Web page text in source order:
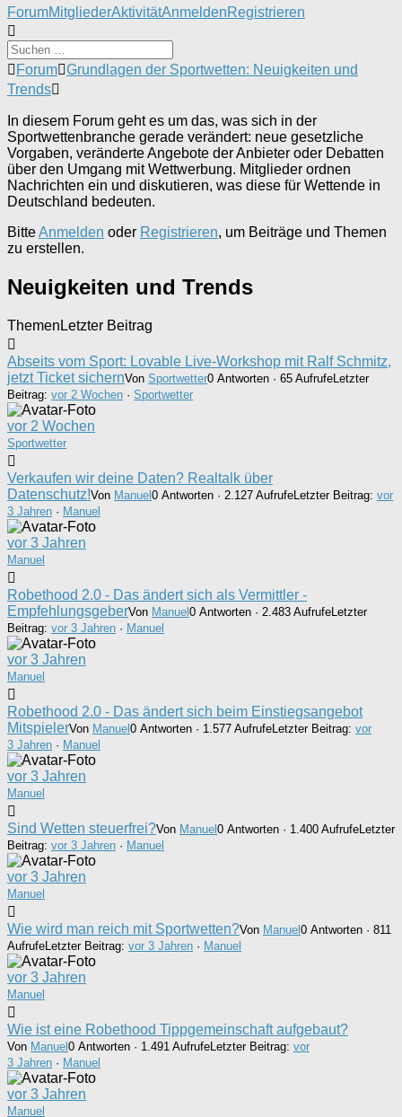
Forum-
Navigation
ForumMitgliederAktivitätAnmeldenRegistrieren
Forum-
Breadcrumbs
-
Du
bist
hier:
Forum Grundlagen der Sportwetten: Neuigkeiten und
Trends
In diesem Forum geht es um das, was sich in der
Sportwettenbranche gerade verändert: neue gesetzliche
Vorgaben, veränderte Angebote der Anbieter oder Debatten
über den Umgang mit Wettwerbung. Mitglieder ordnen
Nachrichten ein und diskutieren, was diese für Wettende in
Deutschland bedeuten.
BitteAnmelden oder Registrieren, um Beiträge und Themen
zu erstellen.
Neuigkeiten und Trends
Themen Letzter Beitrag
Abseits vom Sport: Lovable Live-Workshop mit Ralf Schmitz,
jetzt Ticket sichernVon Sportwetter0 Antworten · 65 AufrufeLetzter
Beitrag: vor 2 Wochen · Sportwetter
vor 2 Wochen
Sportwetter
Verkaufen wir deine Daten? Realtalk über
Datenschutz!Von Manuel0 Antworten · 2.127 AufrufeLetzter Beitrag: vor
3 Jahren · Manuel
vor 3 Jahren
Manuel
Robethood 2.0 - Das ändert sich als Vermittler -
EmpfehlungsgeberVon Manuel0 Antworten · 2.483 AufrufeLetzter
Beitrag: vor 3 Jahren · Manuel
vor 3 Jahren
Manuel
Robethood 2.0 - Das ändert sich beim Einstiegsangebot
MitspielerVon Manuel0 Antworten · 1.577 AufrufeLetzter Beitrag: vor
3 Jahren · Manuel
vor 3 Jahren
Manuel
Sind Wetten steuerfrei?Von Manuel0 Antworten · 1.400 AufrufeLetzter
Beitrag: vor 3 Jahren · Manuel
vor 3 Jahren
Manuel
Wie wird man reich mit Sportwetten?Von Manuel0 Antworten · 811
AufrufeLetzter Beitrag: vor 3 Jahren · Manuel
vor 3 Jahren
Manuel
Wie ist eine Robethood Tippgemeinschaft aufgebaut?
Von Manuel0 Antworten · 1.491 AufrufeLetzter Beitrag: vor
3 Jahren · Manuel
vor 3 Jahren
Manuel